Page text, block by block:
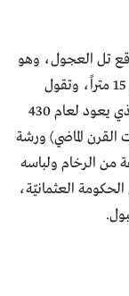
موقع تل العجول، وهو
يعتبر الإله الأكبر لدى الإغريق. يبلغ طول التمثال 15 متراً، وتقول
الروايات إنّهيحاكي التمثال الموجود في اليونان،والذي يعود لعام 430
القرن الماضي) ورشة
من الرخام ولباسه
العثمانيّة،